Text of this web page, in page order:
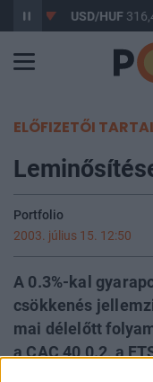
-0,15% USD/HUF
ELŐFIZETŐI
Portfolio
2003. július 15. 12:50
A 0.3%-kal
csökkenés
mai délelőtt
a CAC 40 0.2, a